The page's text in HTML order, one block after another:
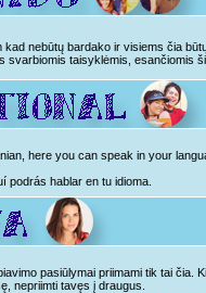
kad nebūtų bardako ir visiems čia
svarbiomis taisyklėmis, esančiomis
here you can speak in your
podrás hablar en tu idioma.
pasiūlymai priimami tik tai čia.
nepriimti tavęs į draugus.